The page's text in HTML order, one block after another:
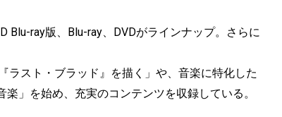
Blu-ray版、Blu-ray、DVDがラインナップ。さらに
ラスト・ブラッド』を描く」や、音楽に特化した
」を始め、充実のコンテンツを収録している。